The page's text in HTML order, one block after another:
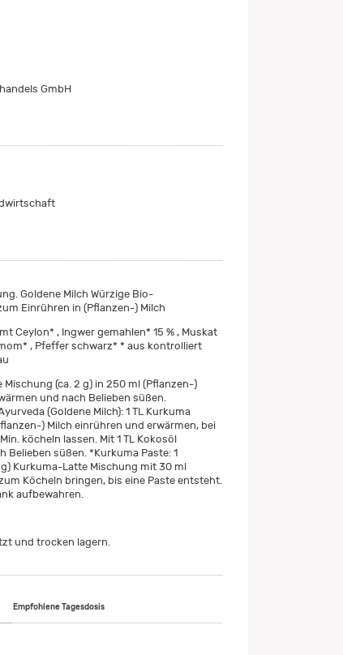
GmbH
Goldene Milch Würzige Bio-
Einrühren in (Pflanzen-) Milch
Ceylon* , Ingwer gemahlen* 15 % , Muskat
, Pfeffer schwarz* * aus kontrolliert
Mischung (ca. 2 g) in 250 ml (Pflanzen-)
und nach Belieben süßen.
(Goldene Milch): 1 TL Kurkuma
) Milch einrühren und erwärmen, bei
köcheln lassen. Mit 1 TL Kokosöl
Belieben süßen. *Kurkuma Paste: 1
Kurkuma-Latte Mischung mit 30 ml
Köcheln bringen, bis eine Paste entsteht.
aufbewahren.
und trocken lagern.
Empfohlene Tagesdosis